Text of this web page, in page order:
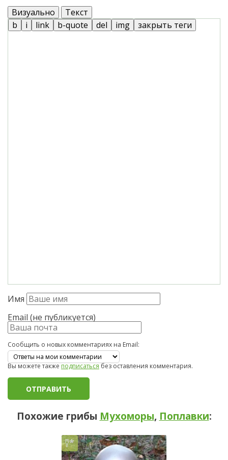
Визуально Текст
Имя
Email (не публикуется)
Сообщить о новых комментариях на Email:
Вы можете такжеподписатьсябез оставления комментария.
Похожие грибы Мухоморы, Поплавки: